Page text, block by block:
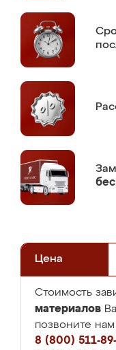
Цена
Стоимость
материалов
позвоните
8 (800) 511-